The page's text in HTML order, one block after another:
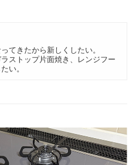
てきたから新しくしたい。
ストップ片面焼き、レンジフー
い。